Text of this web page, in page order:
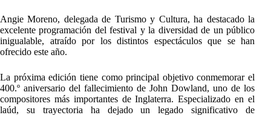
Angie Moreno, delegada de Turismo y Cultura, ha destacado la
excelente programación del festival y la diversidad de un público
inigualable, atraído por los distintos espectáculos que se han
ofrecido este año.
La próxima edición tiene como principal objetivo conmemorar el
400.º aniversario del fallecimiento de John Dowland, uno de los
compositores más importantes de Inglaterra. Especializado en el
laúd, su trayectoria ha dejado un legado significativo de